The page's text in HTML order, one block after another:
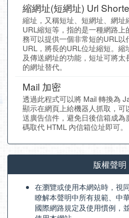
縮網址(短網址) Url
縮址，又稱短址、短網址、網址
URL縮短等，指的是一種網路上
務可以提供一個非常短的URL以
URL，將長的URL位址縮短。縮
及傳送網址的功能，短址可將太
的網址替代。
Mail 加密
透過此程式可以將 Mail 轉換為
顯示在網頁上給機器人抓取，可
送廣告信件，避免日後信箱成為
碼取代 HTML 內信箱位址即可。
版權聲明
在瀏覽或使用本網站時，視
瞭解本聲明中所有規範、中
國際網路規定及使用慣例，